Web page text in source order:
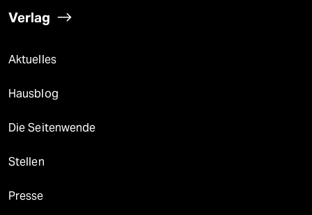
Verlag
Aktuelles
Hausblog
Die Seitenwende
Stellen
Presse